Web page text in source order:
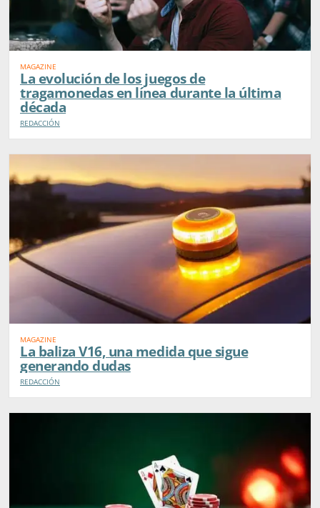
MAGAZINE
La evolución de los juegos de
tragamonedas en línea durante la última
década
REDACCIÓN
MAGAZINE
La baliza V16, una medida que sigue
generando dudas
REDACCIÓN